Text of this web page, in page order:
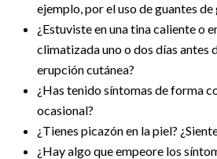
ejemplo, por el uso de guantes de
¿Estuviste en una tina caliente o
climatizada uno o dos días antes
erupción cutánea?
¿Has tenido síntomas de forma
ocasional?
¿Tienes picazón en la piel?
¿Hay algo que empeore los